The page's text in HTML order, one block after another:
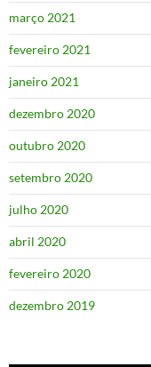
março 2021
fevereiro 2021
janeiro 2021
dezembro 2020
outubro 2020
setembro 2020
julho 2020
abril 2020
fevereiro 2020
dezembro 2019